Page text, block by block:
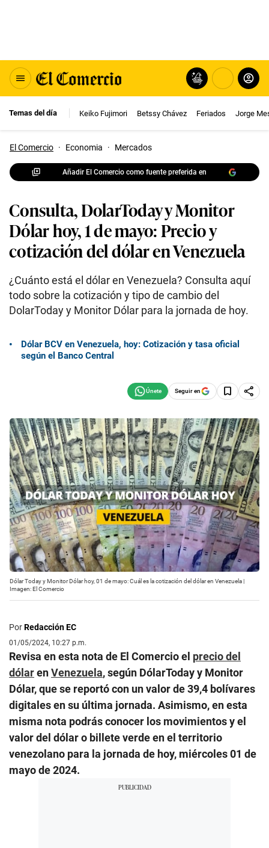
Temas del día Keiko Fujimori Betssy Chávez Feriados Jorge
El Comercio · Economia · Mercados
Añadir El Comercio como fuente preferida en
Consulta, DolarToday y Monitor
Dólar hoy, 1 de mayo: Precio y
cotización del dólar en Venezuela
¿Cuánto está el dólar en Venezuela? Consulta aquí
todo sobre la cotización y tipo de cambio del
DolarToday y Monitor Dólar para la jornada de hoy.
Dólar BCV en Venezuela, hoy: Cotización y tasa oficial
según el Banco Central
Seguir en
Dólar Today y Monitor Dólar hoy, 01 de mayo: Cuál es la cotización del dólar en Venezuela |
Imagen: El Comercio
PorRedacción EC
01/05/2024, 10:27 p.m.
Revisa en esta nota de El Comercio el precio del
dólarenVenezuela, según DólarToday y Monitor
Dólar, que se reportó con un valor de 39,4 bolívares
digitales en su última jornada. Asimismo, en esta
misma nota podrás conocer los movimientos y el
valor del dólar o billete verde en el territorio
venezolano para la jornada de hoy, miércoles 01 de
mayo de 2024.